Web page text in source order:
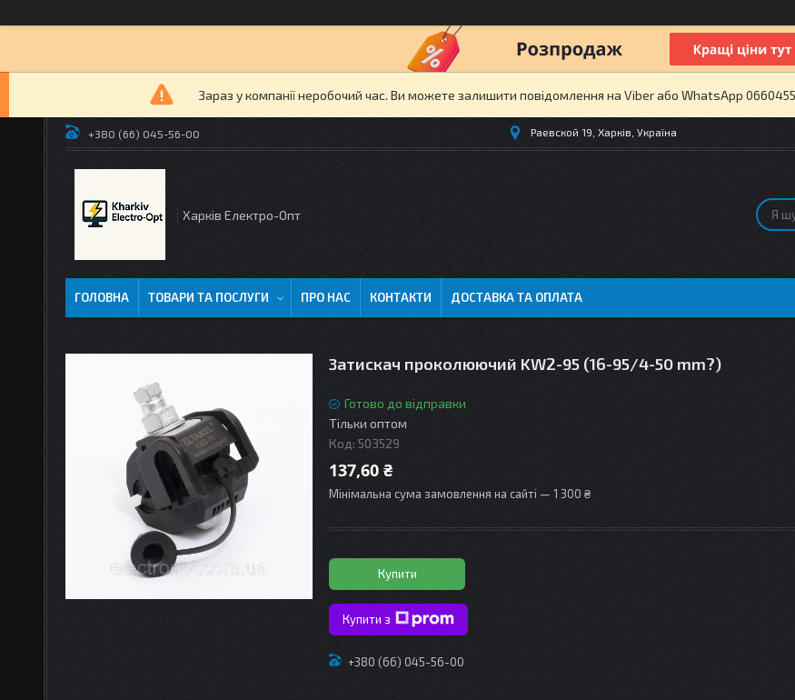
Зараз у компанії неробочий час. Ви можете залишити повідомлення на Viber або WhatsApp
+380 (66) 045-56-00 Раевской 19, Харків, Україна
Харків Електро-Опт
ГОЛОВНА ТОВАРИ ТА ПОСЛУГИ ПРО НАС КОНТАКТИ ДОСТАВКА ТА ОПЛАТА
Затискач проколюючий KW2-95 (16-95/4-50 mm?)
Готово до відправки
Тільки оптом
Код: 503529
137,60 ₴
Мінімальна сума замовлення на сайті — 1 300 ₴
Купити
Купити з
+380 (66) 045-56-00